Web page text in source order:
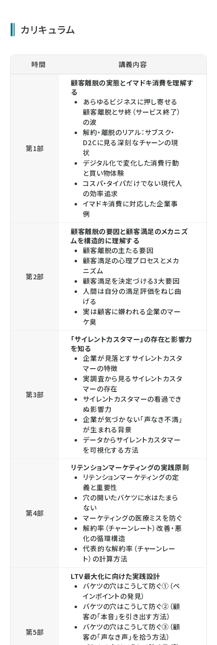
はじめ、サブスクリプションや店舗ＤＸ等のマーケティング支
を長年にわたり研究し、メディア寄稿や講演、学会での発表を
行なっている。
カリキュラム
時間 講義内容
第1部
顧客離脱の実態とイマドキ消費を理解す
る
あらゆるビジネスに押し寄せる
顧客離脱とサ終（サービス終了）
の波
解約・離脱のリアル：サブスク・
D2Cに見る深刻なチャーンの現
状
デジタル化で変化した消費行動
と買い物体験
コスパ・タイパだけでない現代人
の効率追求
イマドキ消費に対応した企業事
例
第2部
顧客離脱の要因と顧客満足のメカニズ
ムを構造的に理解する
顧客離脱の主たる要因
顧客満足の心理プロセスとメカ
ニズム
顧客満足を決定づける3大要因
人間は自分の満足評価をねじ曲
げる
実は顧客に嫌われる企業のマー
ケ臭
第3部
「サイレントカスタマー」の存在と影響力
を知る
企業が見落とすサイレントカスタ
マーの特徴
実調査から見るサイレントカスタ
マーの存在
サイレントカスタマーの看過でき
ぬ影響力
企業が気づかない「声なき不満」
が生まれる背景
データからサイレントカスタマー
を可視化する方法
第4部
リテンションマーケティングの実践原則
リテンションマーケティングの定
義と重要性
穴の開いたバケツに水はたまら
ない
マーケティングの医療ミスを防ぐ
解約率（チャーンレート）改善・悪
化の循環構造
代表的な解約率（チャーンレー
ト）の計算方法
第5部
LTV最大化に向けた実践設計
バケツの穴はこうして防ぐ①（ペ
インポイントの発見）
バケツの穴はこうして防ぐ②（顧
客の「本音」を引き出す方法）
バケツの穴はこうして防ぐ③（顧
客の「声なき声」を拾う方法）